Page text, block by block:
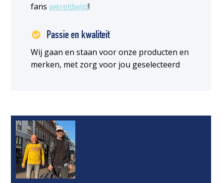
fanswereldwijd!
Passie en kwaliteit
Wij gaan en staan voor onze producten en
merken, met zorg voor jou geselecteerd